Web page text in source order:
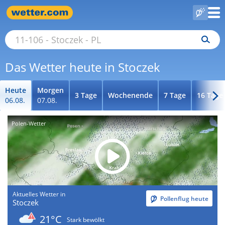
Das Wetter heute in Stoczek
Heute
06.08.
Morgen
07.08.
3 Tage Wochenende 7 Tage 16 Tage
Polen-Wetter
Aktuelles Wetter in
Stoczek Pollenflug heute
21°C
Stark bewölkt